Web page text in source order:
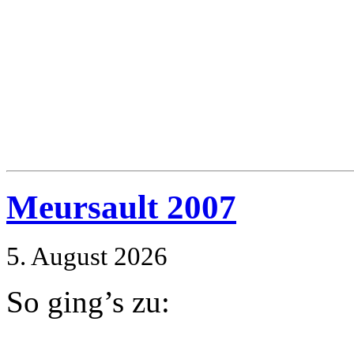
Meursault 2007
5. August 2026
So ging’s zu: